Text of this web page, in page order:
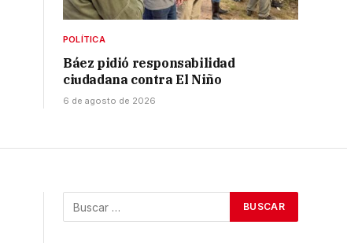
POLÍTICA
Báez pidió responsabilidad
ciudadana contra El Niño
6 de agosto de 2026